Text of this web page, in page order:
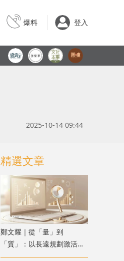
爆料 登入
2025-10-14 09:44
精選文章
鄭文耀｜從「量」到
「質」：以長遠規劃激活香
港資產管理新動能